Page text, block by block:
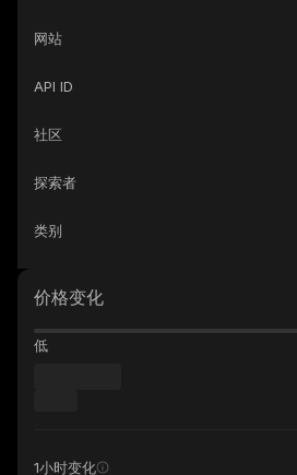
网站
API ID
社区
探索者
类别
价格变化
低
1小时变化